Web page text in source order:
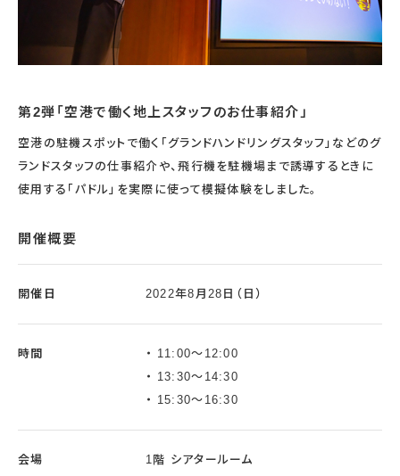
第2弾「空港で働く地上スタッフのお仕事紹介」
空港の駐機スポットで働く「グランドハンドリングスタッフ」などのグ
ランドスタッフの仕事紹介や、飛行機を駐機場まで誘導するときに
使用する「パドル」を実際に使って模擬体験をしました。
開催概要
開催日 2022年8月28日（日）
時間
11:00〜12:00
13:30〜14:30
15:30〜16:30
会場 1階 シアタールーム